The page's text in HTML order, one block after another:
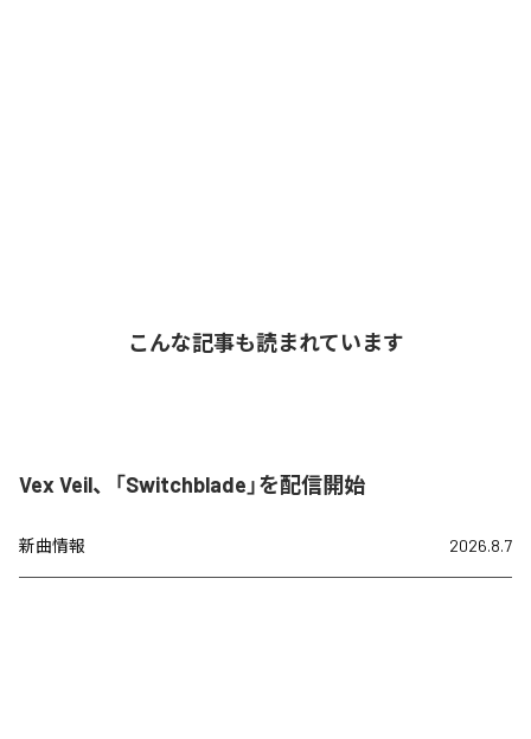
こんな記事も読まれています
Vex Veil、「Switchblade」を配信開始
新曲情報 2026.8.7